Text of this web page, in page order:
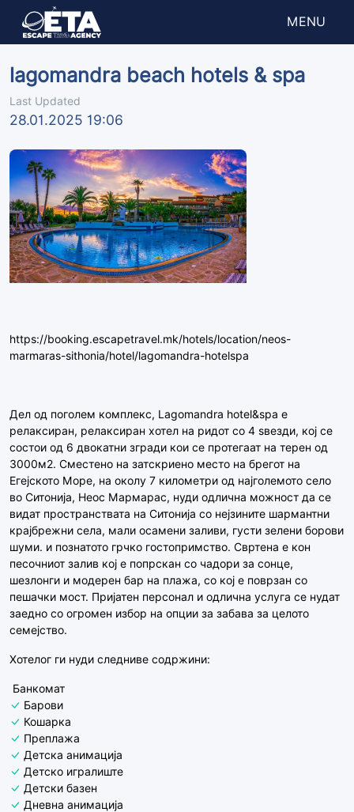
MENU
lagomandra beach hotels & spa
Last Updated
28.01.2025 19:06
https://booking.escapetravel.mk/hotels/location/neos-
marmaras-sithonia/hotel/lagomandra-hotelspa
Дел од поголем комплекс, Lagomandra hotel&spa е
релаксиран, релаксиран хотел на ридот со 4 ѕвезди, кој се
состои од 6 двокатни згради кои се протегаат на терен од
3000м2. Сместено на затскриено место на брегот на
Егејското Море, на околу 7 километри од најголемото село
во Ситонија, Неос Мармарас, нуди одлична можност да се
видат пространствата на Ситонија со нејзините шармантни
крајбрежни села, мали осамени заливи, густи зелени борови
шуми. и познатото грчко гостопримство. Свртена е кон
песочниот залив кој е попрскан со чадори за сонце,
шезлонги и модерен бар на плажа, со кој е поврзан со
пешачки мост. Пријатен персонал и одлична услуга се нудат
заедно со огромен избор на опции за забава за целото
семејство.
Хотелог ги нуди следниве содржини:
Банкомат
Барови
Кошарка
Преплажа
Детска анимација
Детско игралиште
Детски базен
Дневна анимација